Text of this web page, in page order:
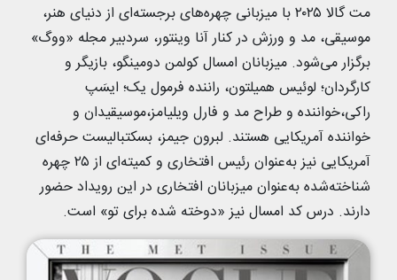
مت گالا ۲۰۲۵ با میزبانی چهره‌های برجسته‌ای از دنیای هنر،
موسیقی، مد و ورزش در کنار آنا وینتور، سردبیر مجله «ووگ»
برگزار می‌شود. میزبانان امسال کولمن دومینگو، بازیگر و
کارگردان؛ لوئیس همیلتون، راننده فرمول یک؛ ایسَپ
راکی،خواننده و طراح مد و فارل ویلیامز،موسیقیدان و
خواننده آمریکایی هستند. لبرون جیمز، بسکتبالیست حرفه‌ای
آمریکایی نیز به‌عنوان رئیس افتخاری و کمیته‌ای از ۲۵ چهره
شناخته‌شده به‌عنوان میزبانان افتخاری در این رویداد حضور
دارند. درس کد امسال نیز «دوخته شده برای تو» است.